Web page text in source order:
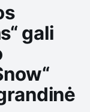
gali